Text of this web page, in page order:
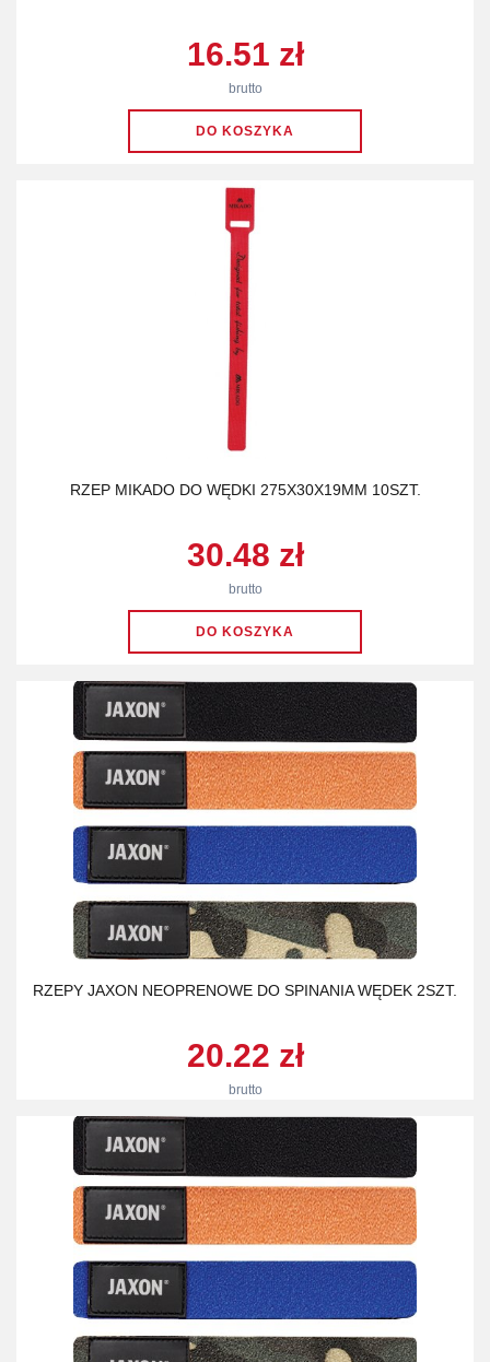
16.51 zł
brutto
RZEP MIKADO DO WĘDKI 275X30X19MM 10SZT.
30.48 zł
brutto
RZEPY JAXON NEOPRENOWE DO SPINANIA WĘDEK 2SZT.
20.22 zł
brutto